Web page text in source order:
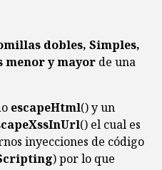
dobles, Simples,
menor y mayor de una
escapeHtml() y un
() el cual es
inyecciones de código
) por lo que